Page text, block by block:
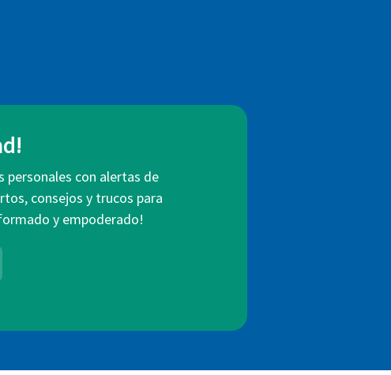
personales con alertas de
consejos y trucos para
y empoderado!